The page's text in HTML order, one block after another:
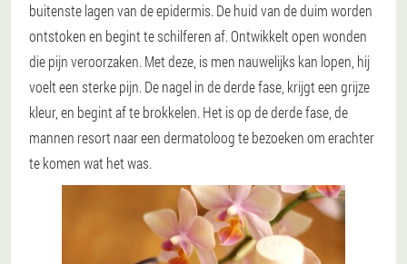
buitenste lagen van de epidermis. De huid van de duim worden
ontstoken en begint te schilferen af. Ontwikkelt open wonden
die pijn veroorzaken. Met deze, is men nauwelijks kan lopen, hij
voelt een sterke pijn. De nagel in de derde fase, krijgt een grijze
kleur, en begint af te brokkelen. Het is op de derde fase, de
mannen resort naar een dermatoloog te bezoeken om erachter
te komen wat het was.